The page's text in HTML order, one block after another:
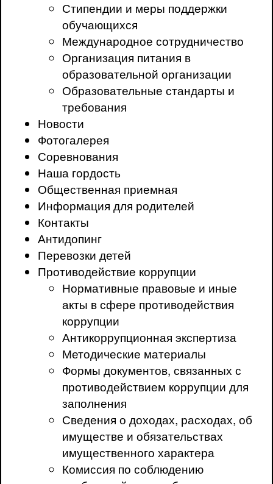
Стипендии и меры поддержки
обучающихся
Международное сотрудничество
Организация питания в
образовательной организации
Образовательные стандарты и
требования
Новости
Фотогалерея
Соревнования
Наша гордость
Общественная приемная
Информация для родителей
Контакты
Антидопинг
Перевозки детей
Противодействие коррупции
Нормативные правовые и иные
акты в сфере противодействия
коррупции
Антикоррупционная экспертиза
Методические материалы
Формы документов, связанных с
противодействием коррупции для
заполнения
Сведения о доходах, расходах, об
имуществе и обязательствах
имущественного характера
Комиссия по соблюдению